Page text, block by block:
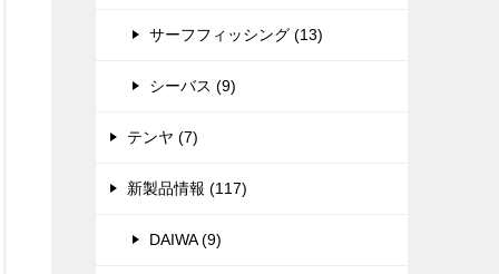
サーフフィッシング (13)
シーバス (9)
テンヤ (7)
新製品情報 (117)
DAIWA (9)